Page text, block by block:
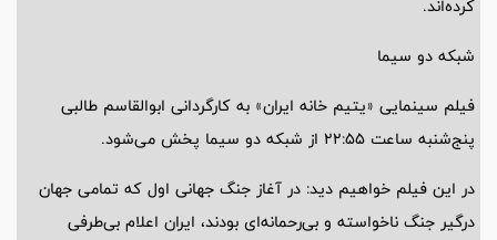
کرده‌اند.
شبکه دو سیما
فیلم سینمایی «یتیم خانه ایران» به کارگردانی ابوالقاسم طالبی
پنج‌شنبه ساعت 22:55 از شبکه دو سیما پخش می‌شود.
در این فیلم خواهیم دید: در آغاز جنگ جهانی اول که تمامی جهان
درگیر جنگ ناخواسته و بی‌رحمانه‌ای بودند، ایران اعلام بی‌طرفی